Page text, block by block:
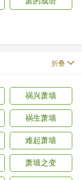
折叠
祸兴萧墙
祸生萧墙
难起萧墙
萧墙之变